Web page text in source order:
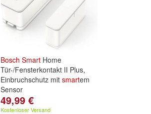
Bosch Smart Home
Tür-/Fensterkontakt II Plus,
Einbruchschutz mit smartem
Sensor
49,99 €
Kostenloser Versand